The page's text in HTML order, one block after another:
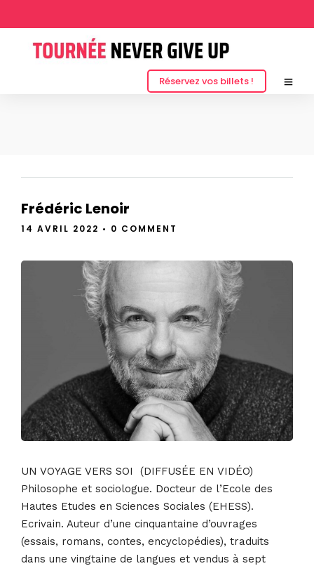
Réservez vos billets !
FRÉDÉRIC LENOIR
Frédéric Lenoir
14 AVRIL 2022 • 0 COMMENT
UN VOYAGE VERS SOI (DIFFUSÉE EN VIDÉO)
Philosophe et sociologue. Docteur de l’Ecole des
Hautes Etudes en Sciences Sociales (EHESS).
Ecrivain. Auteur d’une cinquantaine d’ouvrages
(essais, romans, contes, encyclopédies), traduits
dans une vingtaine de langues et vendus à sept